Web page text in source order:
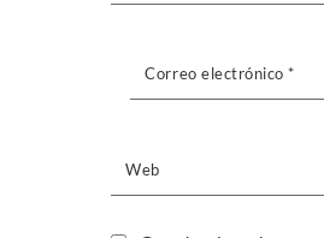
Correo electrónico *
Web